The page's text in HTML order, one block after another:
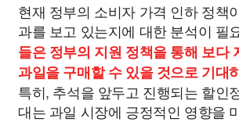
현재 정부의 소비자 가격 인하 정책
과를 보고 있는지에 대한 분석이 필
들은 정부의 지원 정책을 통해 보다
과일을 구매할 수 있을 것으로 기대
특히, 추석을 앞두고 진행되는 할인
대는 과일 시장에 긍정적인 영향을